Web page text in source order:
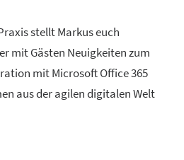
stellt Markus euch
mit Gästen Neuigkeiten zum
mit Microsoft Office 365
aus der agilen digitalen Welt